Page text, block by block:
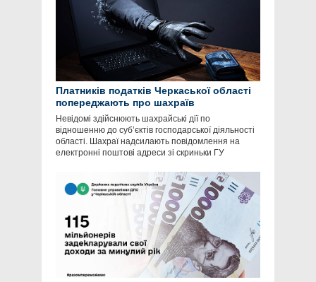
Платників податків Черкаської області
попереджають про шахраїв
Невідомі здійснюють шахрайські дії по
відношенню до суб’єктів господарської діяльності
області. Шахраї надсилають повідомлення на
електронні поштові адреси зі скриньки ГУ